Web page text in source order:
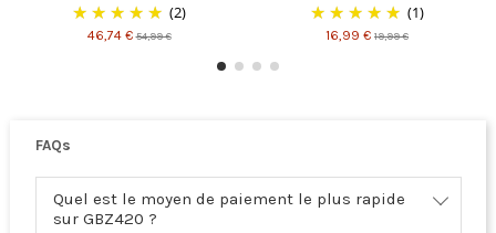
(2)
46,74 €54,99 €
(1)
16,99 € 19,99 €
FAQs
Quel est le moyen de paiement le plus rapide
sur GBZ420 ?